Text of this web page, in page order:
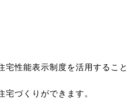
宅性能表示制度を活用すること
づくりができます。